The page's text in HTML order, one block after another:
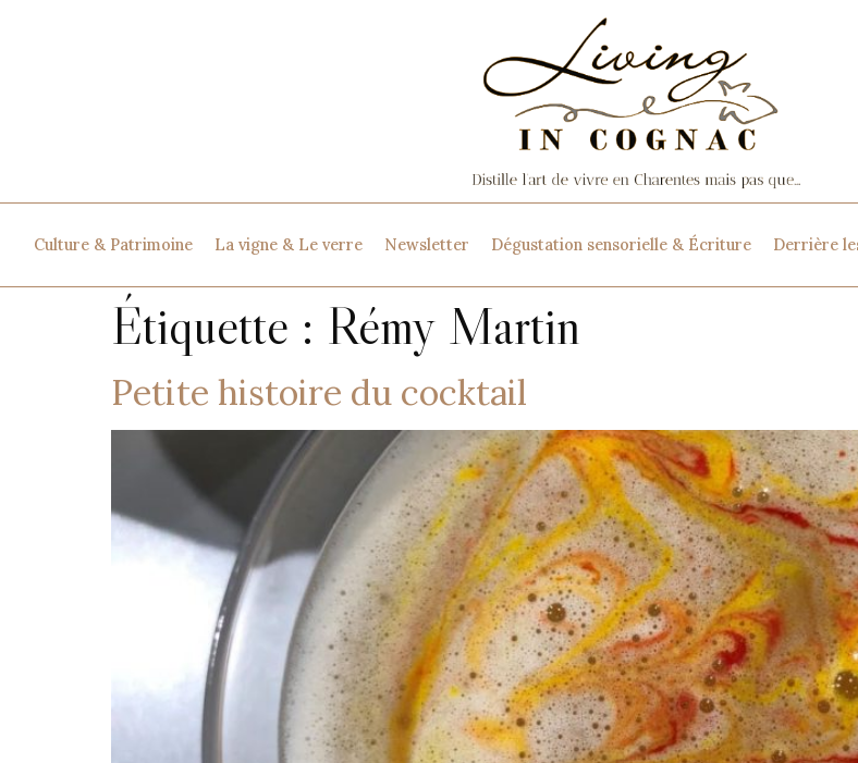
Culture & Patrimoine La vigne & Le verre Newsletter Dégustation sensorielle & Écriture Derrière
Étiquette : Rémy Martin
Petite histoire du cocktail